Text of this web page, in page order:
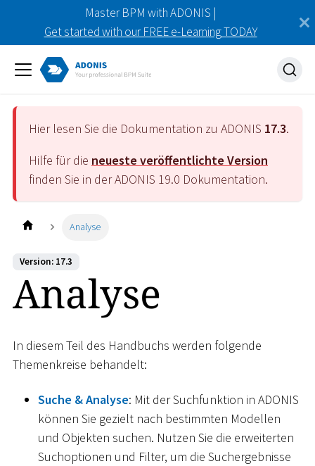
Master BPM with ADONIS |
Get started with our FREE e-Learning TODAY
Hier lesen Sie die Dokumentation zu ADONIS 17.3.
Hilfe für die neueste veröffentlichte Version
finden Sie in der ADONIS 19.0 Dokumentation.
Analyse
Version: 17.3
Analyse
In diesem Teil des Handbuchs werden folgende
Themenkreise behandelt:
Suche & Analyse: Mit der Suchfunktion in ADONIS
können Sie gezielt nach bestimmten Modellen
und Objekten suchen. Nutzen Sie die erweiterten
Suchoptionen und Filter, um die Suchergebnisse